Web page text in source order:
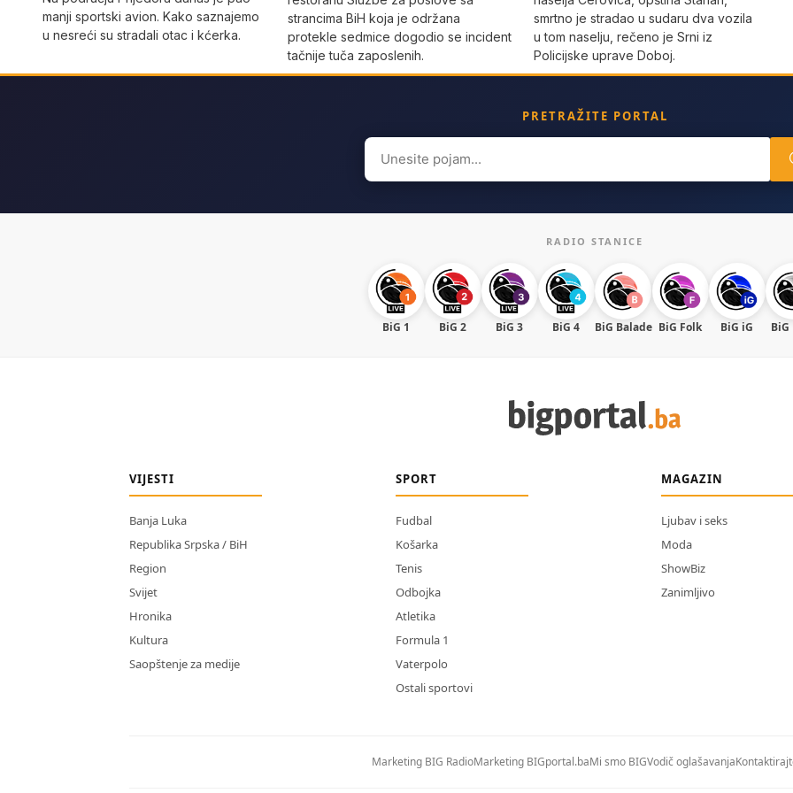
manji sportski avion. Kako saznajemo
u nesreći su stradali otac i kćerka.
strancima BiH koja je održana
protekle sedmice dogodio se incident
tačnije tuča zaposlenih.
smrtno je stradao u sudaru dva vozila
u tom naselju, rečeno je Srni iz
Policijske uprave Doboj.
PRETRAŽITE PORTAL
Search
for:
RADIO STANICE
BiG 1 BiG 2 BiG 3 BiG 4 BiG Balade BiG Folk BiG iG BiG
VIJESTI
Banja Luka
Republika Srpska / BiH
Region
Svijet
Hronika
Kultura
Saopštenje za medije
SPORT
Fudbal
Košarka
Tenis
Odbojka
Atletika
Formula 1
Vaterpolo
Ostali sportovi
MAGAZIN
Ljubav i seks
Moda
ShowBiz
Zanimljivo
Marketing BIG RadioMarketing BIGportal.baMi smo BIGVodič oglašavanja